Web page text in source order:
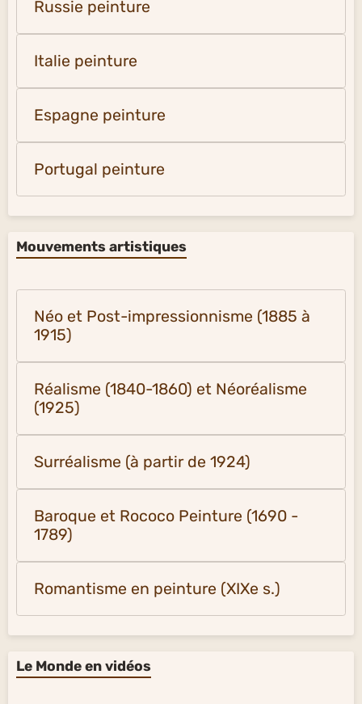
Russie peinture
Italie peinture
Espagne peinture
Portugal peinture
Mouvements artistiques
Néo et Post-impressionnisme (1885 à
1915)
Réalisme (1840-1860) et Néoréalisme
(1925)
Surréalisme (à partir de 1924)
Baroque et Rococo Peinture (1690 -
1789)
Romantisme en peinture (XIXe s.)
Le Monde en vidéos